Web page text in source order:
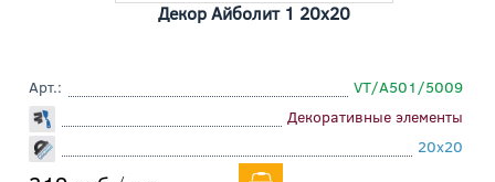
Декор Айболит 1 20x20
Арт.:
VT/A501/5009
Декоративные элементы
20x20